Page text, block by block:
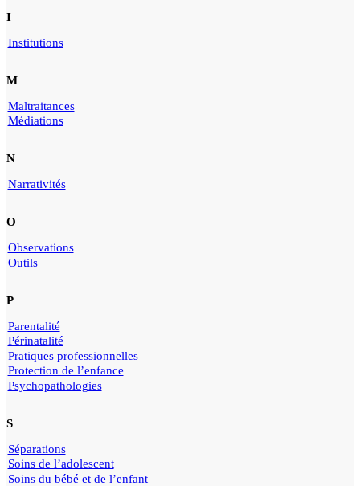
I
Institutions
M
Maltraitances
Médiations
N
Narrativités
O
Observations
Outils
P
Parentalité
Périnatalité
Pratiques professionnelles
Protection de l’enfance
Psychopathologies
S
Séparations
Soins de l’adolescent
Soins du bébé et de l’enfant